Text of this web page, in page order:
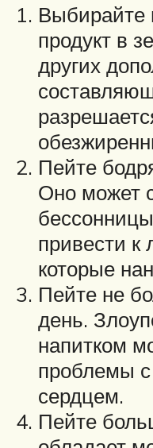
Выбирайте
продукт в
других
Пейте
Оно может
привести к
которые
Пейте не
день.
напитком
проблемы
сердцем.
Пейте